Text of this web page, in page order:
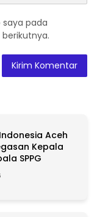
pada
Aceh
Kepala
SPPG